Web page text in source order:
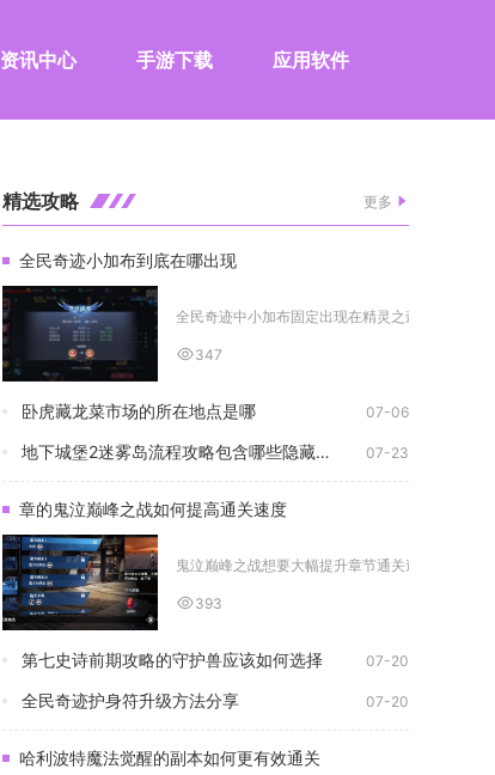
资讯中心 手游下载 应用软件
精选攻略 更多
全民奇迹小加布到底在哪出现
全民奇迹中小加布固定出现在精灵之森地图的湖
347
卧虎藏龙菜市场的所在地点是哪 07-06
地下城堡2迷雾岛流程攻略包含哪些隐藏任务 07-23
章的鬼泣巅峰之战如何提高通关速度
鬼泣巅峰之战想要大幅提升章节通关速度，核心
393
第七史诗前期攻略的守护兽应该如何选择 07-20
全民奇迹护身符升级方法分享 07-20
哈利波特魔法觉醒的副本如何更有效通关